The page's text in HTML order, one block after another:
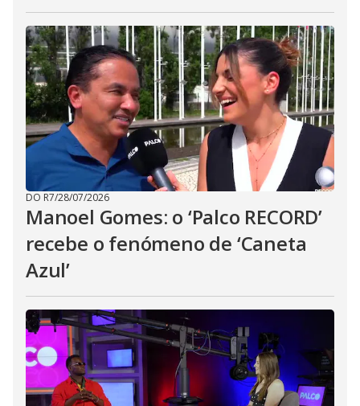
DO R7/28/07/2026
Manoel Gomes: o ‘Palco RECORD’
recebe o fenómeno de ‘Caneta
Azul’